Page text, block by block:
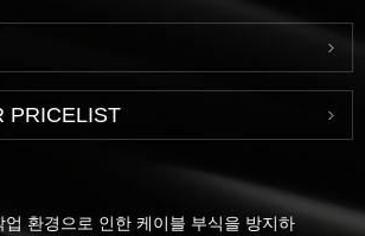
PRICELIST
업 환경으로 인한 케이블 부식을 방지하